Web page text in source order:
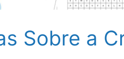
Sobre a